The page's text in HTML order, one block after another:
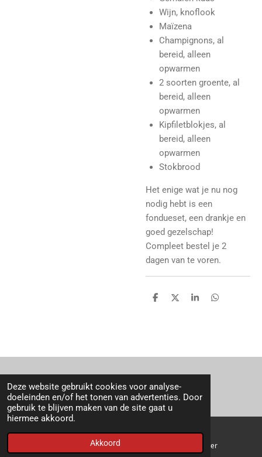
Deze website gebruikt cookies voor analyse-
doeleinden en/of het tonen van advertenties. Door
gebruik te blijven maken van de site gaat u
hiermee akkoord.
Akkoord
Wijn, knoflook
Maïzena
Champignons, al
bereid, alleen
opwarmen
2 soorten groente, al
bereid, alleen
opwarmen
Kipfiletblokjes, al
bereid, alleen
opwarmen
Stokbrood
Het enige wat je nu nog
nodig hebt is een
fondueset, een drankje en
goed gezelschap!
Compleet bestel je 2
dagen van te voren.
D
D
S
D
© 2019 - 2026 Daalderkaas & noten
Telefoonnummer